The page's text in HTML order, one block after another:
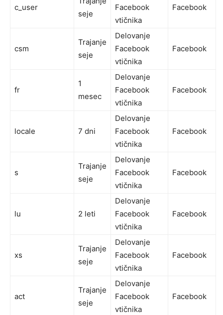
c_user
seje
Facebook
vtičnika
Facebook
csm
Trajanje
seje
Delovanje
Facebook
vtičnika
Facebook
fr
1
mesec
Delovanje
Facebook
vtičnika
Facebook
locale 7 dni
Delovanje
Facebook
vtičnika
Facebook
s
Trajanje
seje
Delovanje
Facebook
vtičnika
Facebook
lu 2 leti
Delovanje
Facebook
vtičnika
Facebook
xs
Trajanje
seje
Delovanje
Facebook
vtičnika
Facebook
act
Trajanje
seje
Delovanje
Facebook
vtičnika
Facebook